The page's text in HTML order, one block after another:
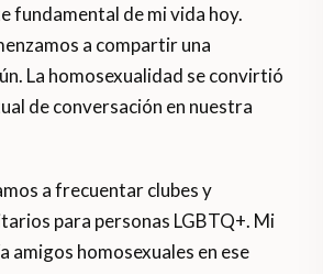
fundamental de mi vida hoy.
a compartir una
La homosexualidad se convirtió
de conversación en nuestra
a frecuentar clubes y
para personas LGBTQ+. Mi
amigos homosexuales en ese